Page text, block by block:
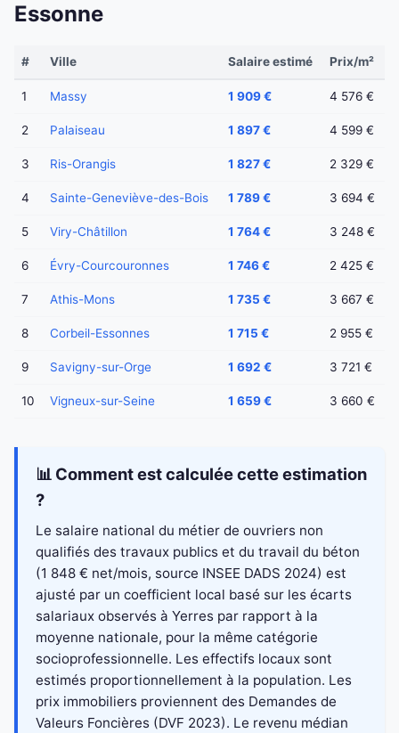
Essonne
# Ville Salaire estimé Prix/m²
1 Massy 1 909 € 4 576 €
2 Palaiseau 1 897 € 4 599 €
3 Ris-Orangis 1 827 € 2 329 €
4 Sainte-Geneviève-des-Bois 1 789 € 3 694 €
5 Viry-Châtillon 1 764 € 3 248 €
6 Évry-Courcouronnes 1 746 € 2 425 €
7 Athis-Mons 1 735 € 3 667 €
8 Corbeil-Essonnes 1 715 € 2 955 €
9 Savigny-sur-Orge 1 692 € 3 721 €
10 Vigneux-sur-Seine 1 659 € 3 660 €
📊 Comment est calculée cette estimation
?
Le salaire national du métier de ouvriers non
qualifiés des travaux publics et du travail du béton
(1 848 € net/mois, source INSEE DADS 2024) est
ajusté par un coefficient local basé sur les écarts
salariaux observés à Yerres par rapport à la
moyenne nationale, pour la même catégorie
socioprofessionnelle. Les effectifs locaux sont
estimés proportionnellement à la population. Les
prix immobiliers proviennent des Demandes de
Valeurs Foncières (DVF 2023). Le revenu médian